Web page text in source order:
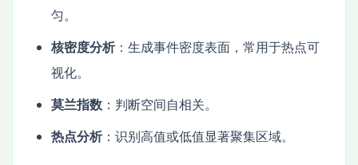
匀。
核密度分析：生成事件密度表面，常用于热点可
视化。
莫兰指数 ：判断空间自相关。
热点分析：识别高值或低值显著聚集区域。